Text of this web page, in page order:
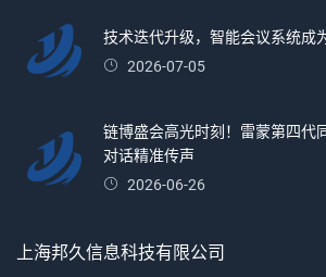
技术迭代升级，智能会议系统成
2026-07-05
链博盛会高光时刻！雷蒙第四代
对话精准传声
2026-06-26
上海邦久信息科技有限公司